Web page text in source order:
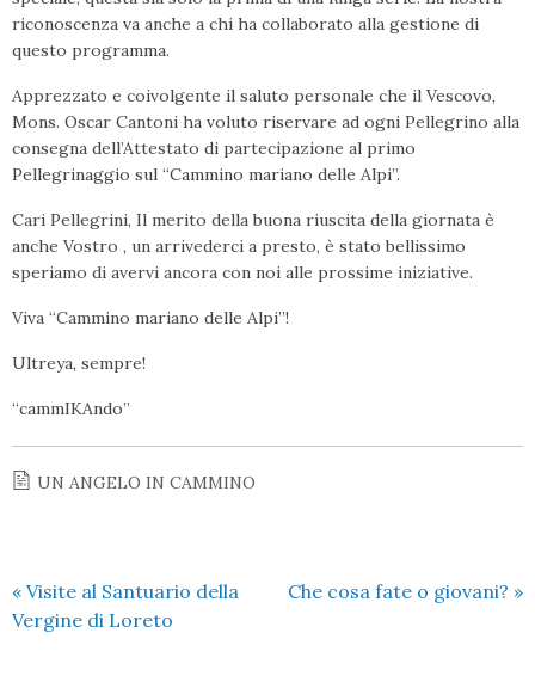
riconoscenza va anche a chi ha collaborato alla gestione di
questo programma.
Apprezzato e coivolgente il saluto personale che il Vescovo,
Mons. Oscar Cantoni ha voluto riservare ad ogni Pellegrino alla
consegna dell’Attestato di partecipazione al primo
Pellegrinaggio sul “Cammino mariano delle Alpi”.
Cari Pellegrini, Il merito della buona riuscita della giornata è
anche Vostro , un arrivederci a presto, è stato bellissimo
speriamo di avervi ancora con noi alle prossime iniziative.
Viva “Cammino mariano delle Alpi”!
Ultreya, sempre!
“cammIKAndo”
UN ANGELO IN CAMMINO
« Visite al Santuario della
Vergine di Loreto
Che cosa fate o giovani? »